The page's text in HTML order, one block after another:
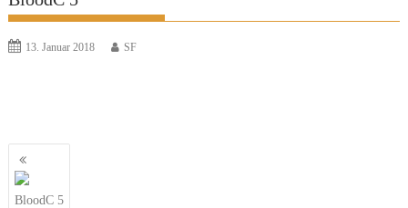
13. Januar 2018 SF
Beitragsnavigation
BloodC 5